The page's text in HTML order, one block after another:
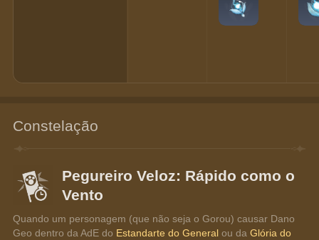
Constelação
Pegureiro Veloz: Rápido como o
Vento
Quando um personagem (que não seja o Gorou) causar Dano
Geo dentro da AdE do Estandarte do General ou da Glória do